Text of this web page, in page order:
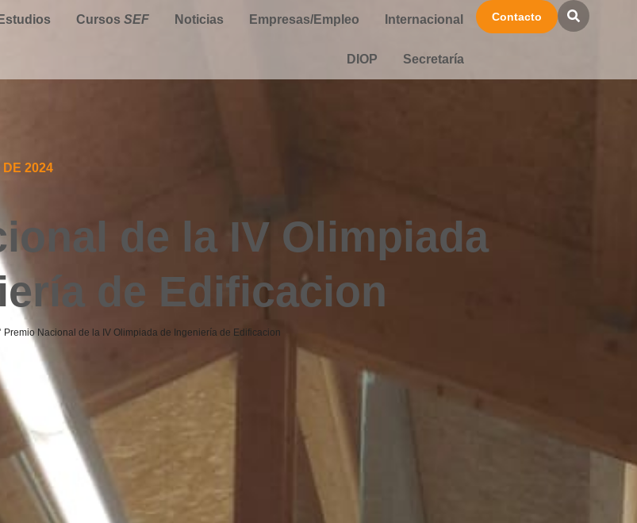
Estudios Cursos SEF Noticias Empresas/Empleo Internacional
DIOP Secretaría
Contacto
DE 2024
de la IV Olimpiada
de Edificacion
Premio Nacional de la IV Olimpiada de Ingeniería de Edificacion